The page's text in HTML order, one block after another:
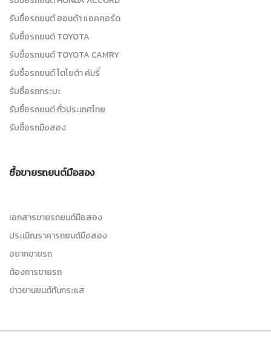
รับซื้อรถยนต์ ฮอนด้า แอคคอร์ด
รับซื้อรถยนต์ TOYOTA
รับซื้อรถยนต์ TOYOTA CAMRY
รับซื้อรถยนต์ โตโยต้า คัมรี่
รับซื้อรถกระบะ
รับซื้อรถยนต์ ทั่วประเทศไทย
รับซื้อรถมือสอง
ซื้อขายรถยนต์มือสอง
เอกสารขายรถยนต์มือสอง
ประเมิณราคารถยนต์มือสอง
อยากขายรถ
ต้องการขายรถ
ข่าวยานยนต์ทันกระแส